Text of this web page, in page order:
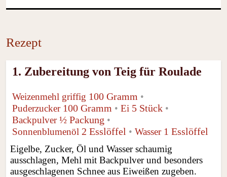
Rezept
1. Zubereitung von Teig für Roulade
Weizenmehl griffig 100 Gramm •
Puderzucker 100 Gramm • Ei 5 Stück •
Backpulver ½ Packung •
Sonnenblumenöl 2 Esslöffel • Wasser 1 Esslöffel
Eigelbe, Zucker, Öl und Wasser schaumig
ausschlagen, Mehl mit Backpulver und besonders
ausgeschlagenen Schnee aus Eiweißen zugeben.